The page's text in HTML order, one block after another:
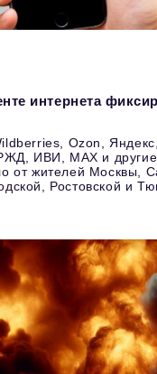
интернета
Ozon,
ИВИ, MAX и
от жителей Москвы,
Ростовской и